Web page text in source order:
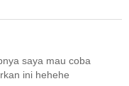
saya mau coba
ini hehehe